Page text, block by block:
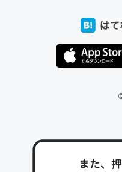
コミュニケーションが劇的に
私も3年前ぐらいに祖母
https://